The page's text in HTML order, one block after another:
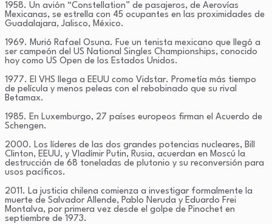
1958. Un avión “Constellation” de pasajeros, de Aerovías
Mexicanas, se estrella con 45 ocupantes en las proximidades de
Guadalajara, Jalisco, México.
1969. Murió Rafael Osuna. Fue un tenista mexicano que llegó a
ser campeón del US National Singles Championships, conocido
hoy como US Open de los Estados Unidos.
1977. El VHS llega a EEUU como Vidstar. Prometía más tiempo
de película y menos peleas con el rebobinado que su rival
Betamax.
1985. En Luxemburgo, 27 países europeos firman el Acuerdo de
Schengen.
2000. Los líderes de las dos grandes potencias nucleares, Bill
Clinton, EEUU, y Vladímir Putin, Rusia, acuerdan en Moscú la
destrucción de 68 toneladas de plutonio y su reconversión para
usos pacíficos.
2011. La justicia chilena comienza a investigar formalmente la
muerte de Salvador Allende, Pablo Neruda y Eduardo Frei
Montalva, por primera vez desde el golpe de Pinochet en
septiembre de 1973.